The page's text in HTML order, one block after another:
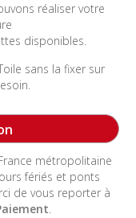
réaliser votre
disponibles.
sans la fixer sur
métropolitaine
fériés et ponts
de vous reporter à
.